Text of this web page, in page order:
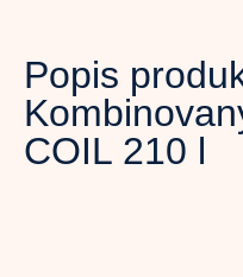
Popis
COIL 210 l